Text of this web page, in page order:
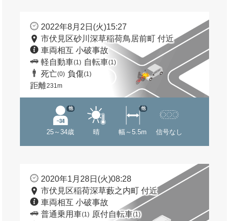
2022年8月2日(火)15:27
市伏見区砂川深草稲荷鳥居前町 付近
車両相互 小破事故
軽自動車(1) 自転車(1)
死亡(0) 負傷(1)
距離231m
25～34歳
他
晴 幅～5.5m
他
信号なし
2020年1月28日(火)08:28
市伏見区稲荷深草藪之内町 付近
車両相互 小破事故
普通乗用車(1) 原付自転車(1)